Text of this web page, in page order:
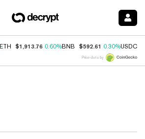
ETH $1,913.76 0.60%BNB $592.61 0.30%USDC
Price data by